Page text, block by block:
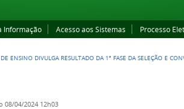
Informação Acesso aos Sistemas Processo
ENSINO DIVULGA RESULTADO DA 1ª FASE DA SELEÇÃO E
08/04/2024 12h03